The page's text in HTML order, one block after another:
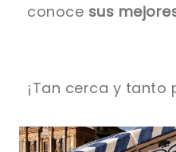
conoce sus
¡Tan cerca y tanto